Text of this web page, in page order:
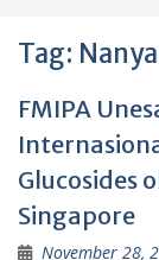
Tag:
FMIPA
Glucosides
Singapore
November 28,